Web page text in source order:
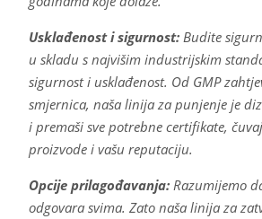
Usklađenost i sigurnost:Budite
u skladu s najvišim industrijskim
sigurnost i usklađenost. Od GMP
smjernica, naša linija za punjenje je
i premaši sve potrebne certifikate,
proizvode i vašu reputaciju.
Opcije prilagođavanja:Razumijemo
odgovara svima. Zato naša linija za